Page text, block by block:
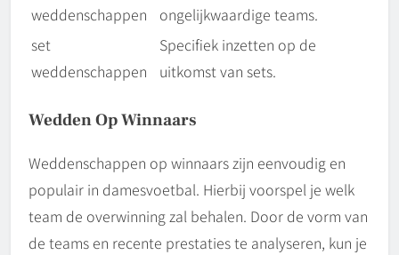
weddenschappen
ongelijkwaardige teams.
set
weddenschappen
Specifiek inzetten op de
uitkomst van sets.
Wedden Op Winnaars
Weddenschappen op winnaars zijn eenvoudig en
populair in damesvoetbal. Hierbij voorspel je welk
team de overwinning zal behalen. Door de vorm van
de teams en recente prestaties te analyseren, kun je